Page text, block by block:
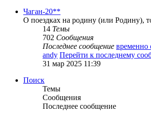
Чаган-20**
О поездках на родину (или Родину),
14 Темы
702 Сообщения
Последнее сообщение временно
andy Перейти к последнему
31 мар 2025 11:39
Поиск
Темы
Сообщения
Последнее сообщение